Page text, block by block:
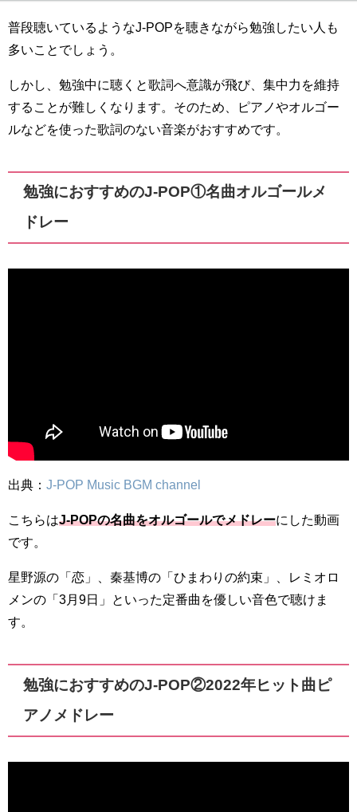
普段聴いているようなJ-POPを聴きながら勉強したい人も
多いことでしょう。
しかし、勉強中に聴くと歌詞へ意識が飛び、集中力を維持
することが難しくなります。そのため、ピアノやオルゴー
ルなどを使った歌詞のない音楽がおすすめです。
勉強におすすめのJ-POP①名曲オルゴールメ
ドレー
出典： J-POP Music BGM channel
こちらはJ-POPの名曲をオルゴールでメドレーにした動画
です。
星野源の「恋」、秦基博の「ひまわりの約束」、レミオロ
メンの「3月9日」といった定番曲を優しい音色で聴けま
す。
勉強におすすめのJ-POP②2022年ヒット曲ピ
アノメドレー